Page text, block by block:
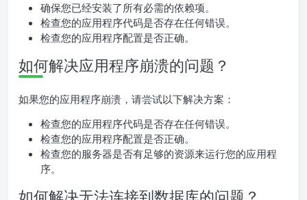
确保您已经安装了所有必需的依赖项。
检查您的应用程序代码是否存在任何错误。
检查您的应用程序配置是否正确。
如何解决应用程序崩溃的问题？
如果您的应用程序崩溃，请尝试以下解决方案：
检查您的应用程序代码是否存在任何错误。
检查您的应用程序配置是否正确。
检查您的服务器是否有足够的资源来运行您的应用程
序。